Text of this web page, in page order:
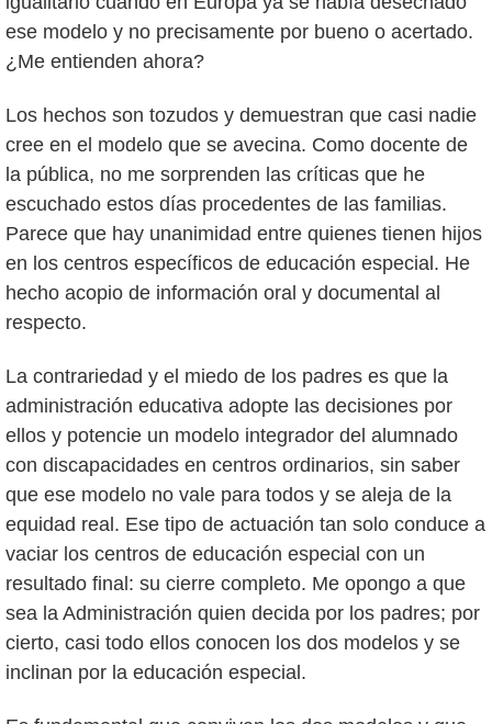
ese modelo y no precisamente por bueno o acertado.
¿Me entienden ahora?
Los hechos son tozudos y demuestran que casi nadie
cree en el modelo que se avecina. Como docente de
la pública, no me sorprenden las críticas que he
escuchado estos días procedentes de las familias.
Parece que hay unanimidad entre quienes tienen hijos
en los centros específicos de educación especial. He
hecho acopio de información oral y documental al
respecto.
La contrariedad y el miedo de los padres es que la
administración educativa adopte las decisiones por
ellos y potencie un modelo integrador del alumnado
con discapacidades en centros ordinarios, sin saber
que ese modelo no vale para todos y se aleja de la
equidad real. Ese tipo de actuación tan solo conduce a
vaciar los centros de educación especial con un
resultado final: su cierre completo. Me opongo a que
sea la Administración quien decida por los padres; por
cierto, casi todo ellos conocen los dos modelos y se
inclinan por la educación especial.